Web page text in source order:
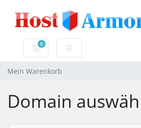
0
Mein Warenkorb
Mein Warenkorb
Domain